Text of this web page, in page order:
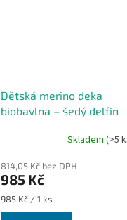
Dětská merino deka
biobavlna – šedý delfín
Skladem (>5
814,05 Kč bez DPH
985 Kč
Měrná
cena:
985 Kč / 1 ks